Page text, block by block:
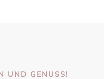
UND GENUSS!